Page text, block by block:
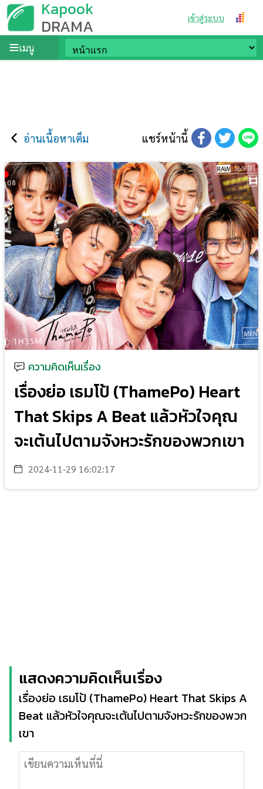
Kapook
DRAMA เข้าสู่ระบบ
เมนู
อ่านเนื้อหาเต็ม แชร์หน้านี้
ความคิดเห็นเรื่อง
เรื่องย่อ เธมโป้ (ThamePo) Heart
That Skips A Beat แล้วหัวใจคุณ
จะเต้นไปตามจังหวะรักของพวกเขา
2024-11-29 16:02:17
แสดงความคิดเห็นเรื่อง
เรื่องย่อ เธมโป้ (ThamePo) Heart That Skips A
Beat แล้วหัวใจคุณจะเต้นไปตามจังหวะรักของพวก
เขา